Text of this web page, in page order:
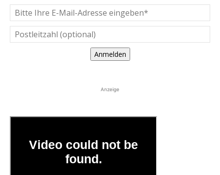
Anmelden
Anzeige